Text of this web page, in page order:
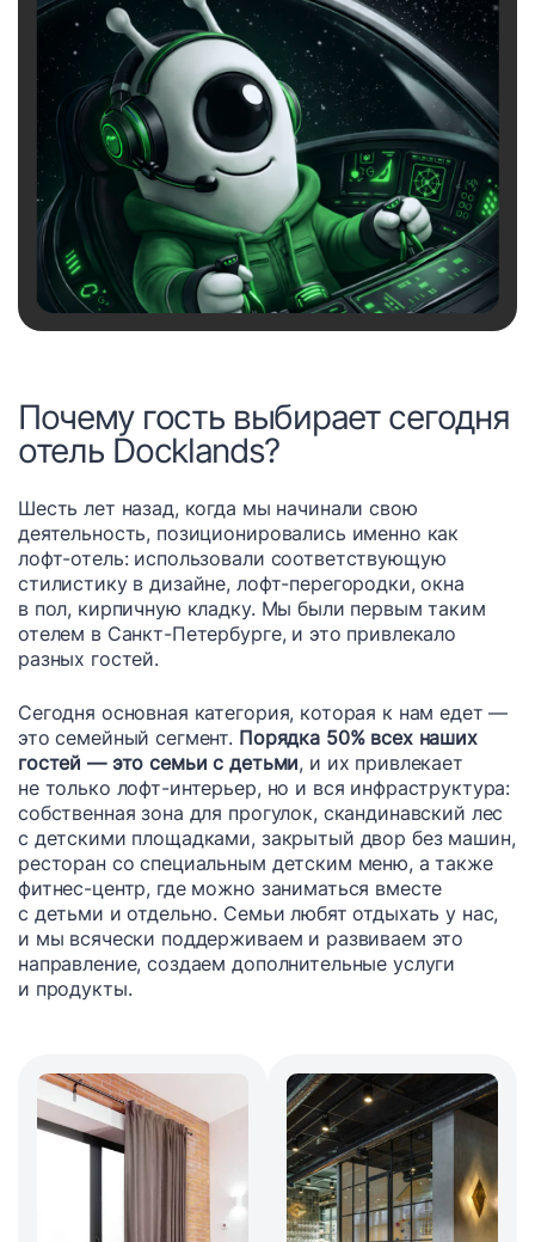
Почему гость выбирает сегодня
отель Docklands?
Шесть лет назад, когда мы начинали свою
деятельность, позиционировались именно как
лофт-отель: использовали соответствующую
стилистику в дизайне, лофт-перегородки, окна
в пол, кирпичную кладку. Мы были первым таким
отелем в Санкт-Петербурге, и это привлекало
разных гостей.
Сегодня основная категория, которая к нам едет —
это семейный сегмент. Порядка 50% всех наших
гостей — это семьи с детьми, и их привлекает
не только лофт-интерьер, но и вся инфраструктура:
собственная зона для прогулок, скандинавский лес
с детскими площадками, закрытый двор без машин,
ресторан со специальным детским меню, а также
фитнес-центр, где можно заниматься вместе
с детьми и отдельно. Семьи любят отдыхать у нас,
и мы всячески поддерживаем и развиваем это
направление, создаем дополнительные услуги
и продукты.